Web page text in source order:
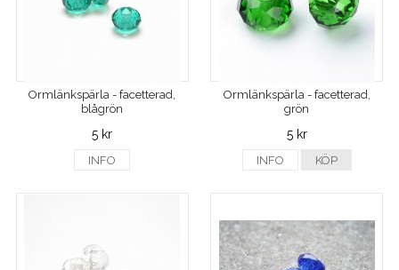
Ormlänkspärla - facetterad,
blågrön
5 kr
INFO
Ormlänkspärla - facetterad,
grön
5 kr
INFO KÖP